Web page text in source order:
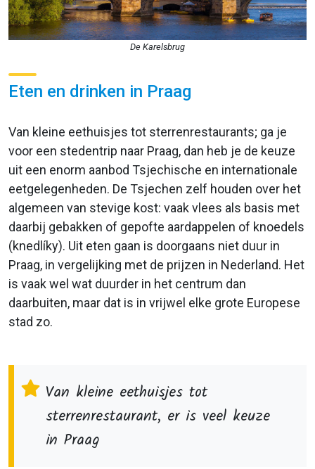
De Karelsbrug
Eten en drinken in Praag
Van kleine eethuisjes tot sterrenrestaurants; ga je
voor een stedentrip naar Praag, dan heb je de keuze
uit een enorm aanbod Tsjechische en internationale
eetgelegenheden. De Tsjechen zelf houden over het
algemeen van stevige kost: vaak vlees als basis met
daarbij gebakken of gepofte aardappelen of knoedels
(knedlíky). Uit eten gaan is doorgaans niet duur in
Praag, in vergelijking met de prijzen in Nederland. Het
is vaak wel wat duurder in het centrum dan
daarbuiten, maar dat is in vrijwel elke grote Europese
stad zo.
Van kleine eethuisjes tot
sterrenrestaurant, er is veel keuze
in Praag